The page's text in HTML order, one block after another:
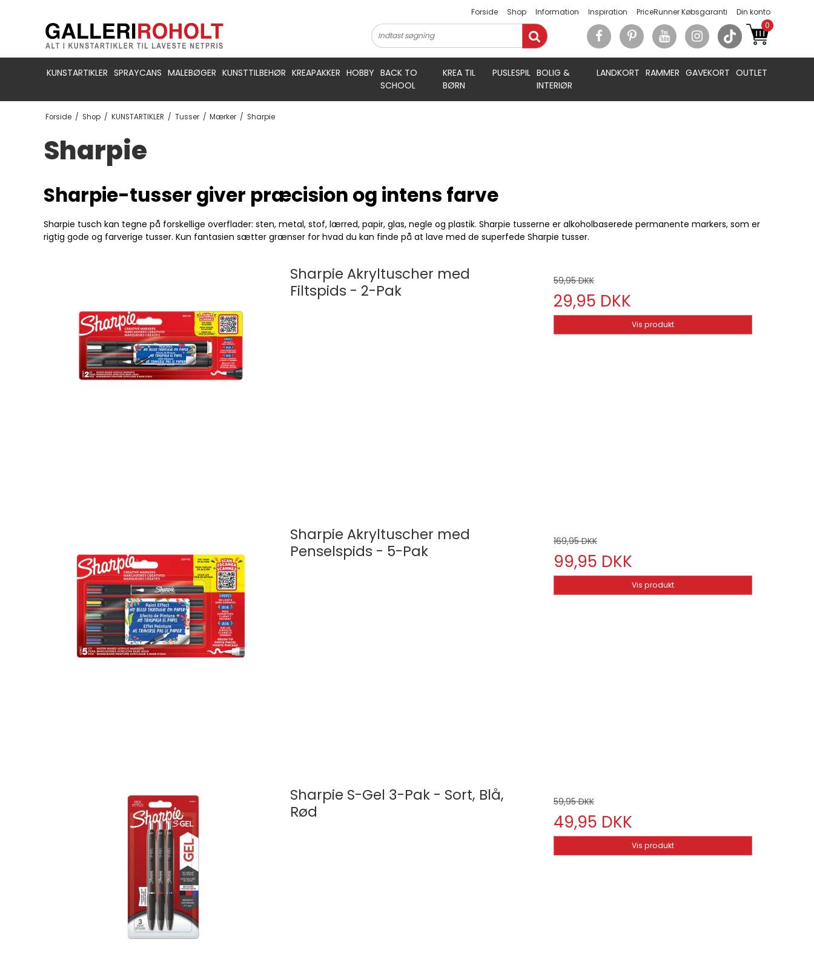
Forside Shop Information Inspiration PriceRunner Købsgaranti
Din konto
0
KUNSTARTIKLER SPRAYCANS MALEBØGER KUNSTTILBEHØR KREAPAKKER HOBBY BACK TO
SCHOOL
KREA TIL
BØRN
PUSLESPIL BOLIG &
INTERIØR
LANDKORT RAMMER GAVEKORT OUTLET
Forside / Shop / KUNSTARTIKLER / Tusser / Mærker / Sharpie
Sharpie
Sharpie-tusser giver præcision og intens farve
Sharpie tusch kan tegne på forskellige overflader: sten, metal, stof, lærred, papir, glas, negle og plastik. Sharpie tusserne er alkoholbaserede permanente markers, som er
rigtig gode og farverige tusser. Kun fantasien sætter grænser for hvad du kan finde på at lave med de superfede Sharpie tusser.
Sharpie Akryltuscher med
Filtspids - 2-Pak
59,95 DKK
29,95 DKK
Vis produkt
Sharpie Akryltuscher med
Penselspids - 5-Pak
169,95 DKK
99,95 DKK
Vis produkt
Sharpie S-Gel 3-Pak - Sort, Blå,
Rød
59,95 DKK
49,95 DKK
Vis produkt